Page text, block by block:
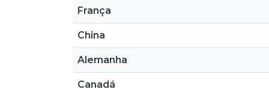
França
China
Alemanha
Canadá